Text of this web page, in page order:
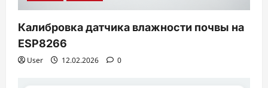
Калибровка датчика влажности почвы на
ESP8266
User 12.02.2026 0